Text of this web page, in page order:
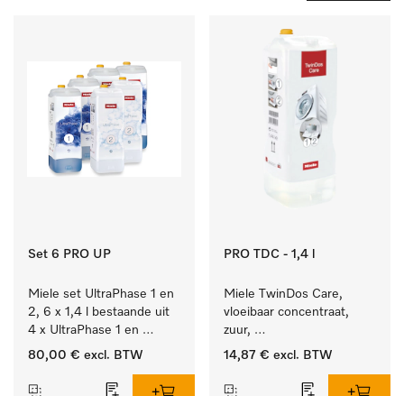
Set 6 PRO UP
Miele set UltraPhase 1 en
2, 6 x 1,4 l bestaande uit
4 x UltraPhase 1 en
2 x UltraPhase 2.
80,00 € excl. BTW
PRO TDC - 1,4 l
Miele TwinDos Care,
vloeibaar concentraat,
zuur,
1,4 l Reinigingsmiddel
doseersysteem.
14,87 € excl. BTW